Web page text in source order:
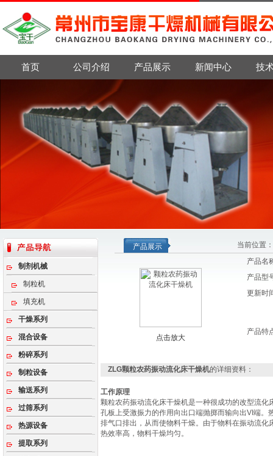
首页 公司介绍 产品展示 新闻中心 技
制剂机械
制粒机
填充机
干燥系列
混合设备
粉碎系列
制粒设备
输送系列
过筛系列
热源设备
提取系列
产品展示 当前位置：
点击放大
产品名
产品型
更新时
产品特
ZLG颗粒农药振动流化床干燥机的详细资料：
工作原理
颗粒农药振动流化床干燥机是一种很成功的改型流
孔板上受激振力的作用向出口端抛掷而输向出VI端
排气口排出，从而使物料干燥。由于物料在振动流
热效率高，物料干燥均匀。